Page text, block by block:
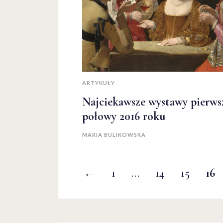
ARTYKUŁY
Najciekawsze wystawy
połowy 2016 roku
MARIA BULIKOWSKA
← 1 … 14 15 16